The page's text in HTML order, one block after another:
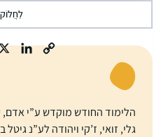
לַחֲלוֹק
הלימוד החודש מוקדש ע”י אדם,
גלי, זואי, ז’קי ויהודה לע”נ גיטל